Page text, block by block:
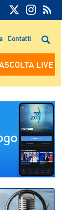
FEED
RSS
RSS
Contatti
LIVE